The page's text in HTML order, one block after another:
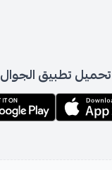
تحميل تطبيق الجوال